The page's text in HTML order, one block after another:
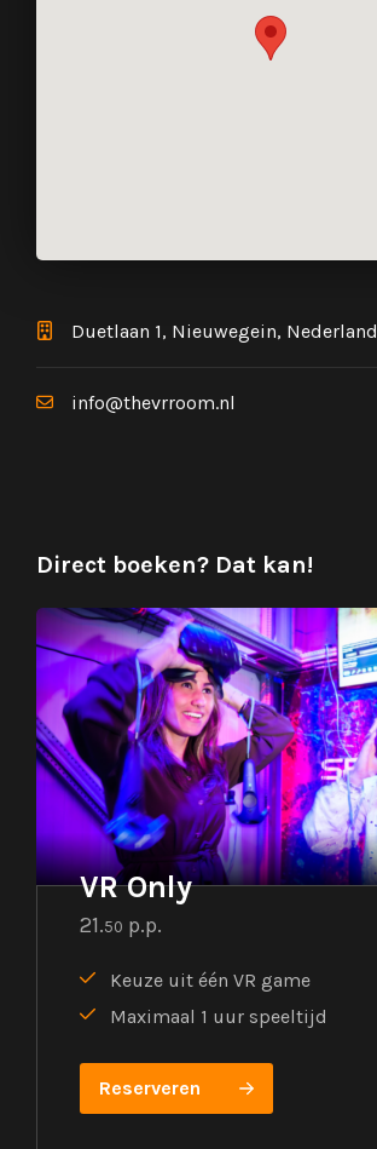
Duetlaan 1, Nieuwegein, Nederland
info@thevrroom.nl
Direct boeken? Dat kan!
VR Only
21.50 p.p.
Keuze uit één VR game
Maximaal 1 uur speeltijd
Reserveren